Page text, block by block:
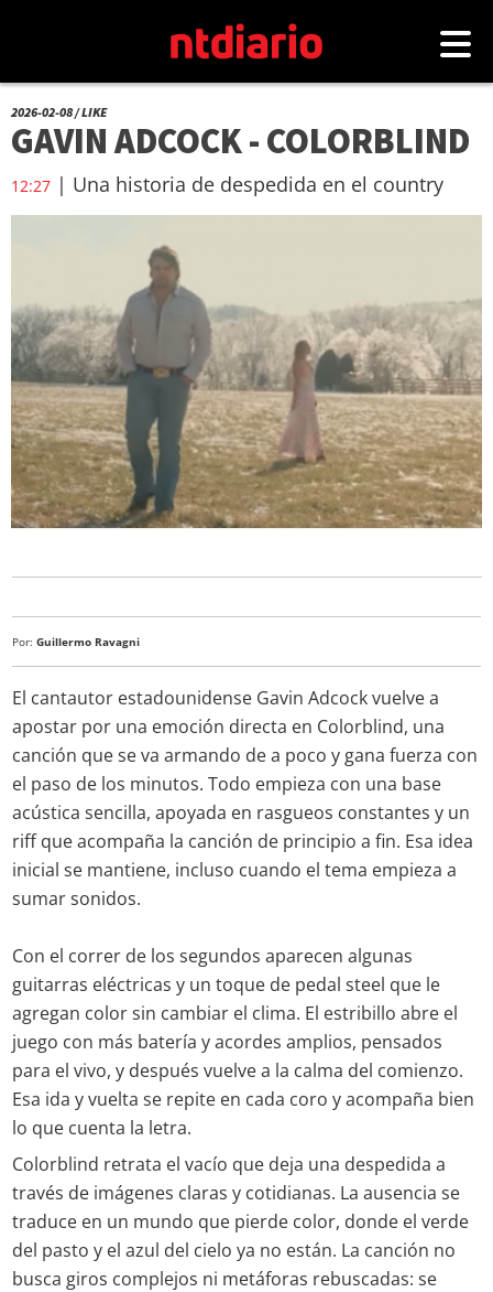
2026-02-08 / LIKE
GAVIN ADCOCK - COLORBLIND
12:27 | Una historia de despedida en el country
Por: Guillermo Ravagni
El cantautor estadounidense Gavin Adcock vuelve a
apostar por una emoción directa en Colorblind, una
canción que se va armando de a poco y gana fuerza con
el paso de los minutos. Todo empieza con una base
acústica sencilla, apoyada en rasgueos constantes y un
riff que acompaña la canción de principio a fin. Esa idea
inicial se mantiene, incluso cuando el tema empieza a
sumar sonidos.
Con el correr de los segundos aparecen algunas
guitarras eléctricas y un toque de pedal steel que le
agregan color sin cambiar el clima. El estribillo abre el
juego con más batería y acordes amplios, pensados
para el vivo, y después vuelve a la calma del comienzo.
Esa ida y vuelta se repite en cada coro y acompaña bien
lo que cuenta la letra.
Colorblind retrata el vacío que deja una despedida a
través de imágenes claras y cotidianas. La ausencia se
traduce en un mundo que pierde color, donde el verde
del pasto y el azul del cielo ya no están. La canción no
busca giros complejos ni metáforas rebuscadas: se